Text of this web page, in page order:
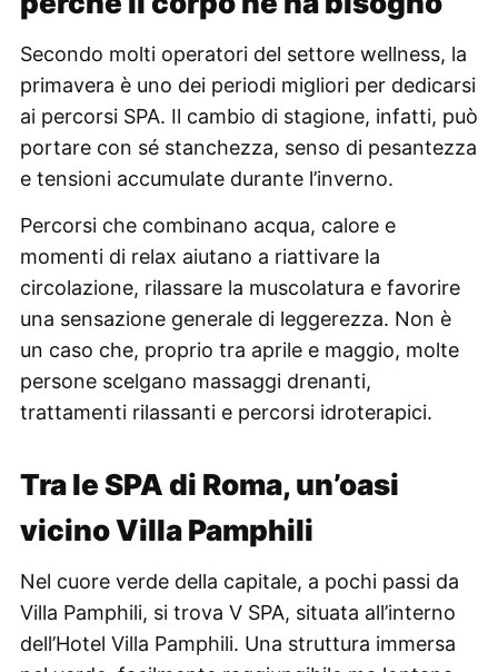
Secondo molti operatori del settore wellness, la
primavera è uno dei periodi migliori per dedicarsi
ai percorsi SPA. Il cambio di stagione, infatti, può
portare con sé stanchezza, senso di pesantezza
e tensioni accumulate durante l’inverno.
Percorsi che combinano acqua, calore e
momenti di relax aiutano a riattivare la
circolazione, rilassare la muscolatura e favorire
una sensazione generale di leggerezza. Non è
un caso che, proprio tra aprile e maggio, molte
persone scelgano massaggi drenanti,
trattamenti rilassanti e percorsi idroterapici.
Tra le SPA di Roma, un’oasi
vicino Villa Pamphili
Nel cuore verde della capitale, a pochi passi da
Villa Pamphili, si trova V SPA, situata all’interno
dell’Hotel Villa Pamphili. Una struttura immersa